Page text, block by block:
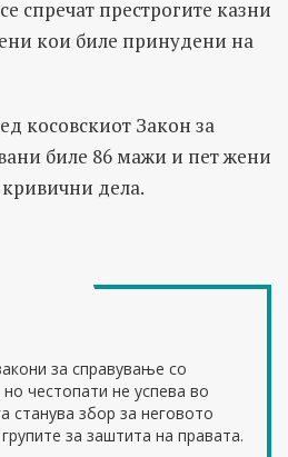
спречат престрогите казни
кои биле принудени на
косовскиот Закон за
биле 86 мажи и пет жени
дела.
за справување со
честопати не успева во
станува збор за неговото
за заштита на правата.